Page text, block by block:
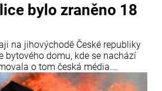
bylo zraněno 18
na jihovýchodě České republiky
bytového domu, kde se nachází
o tom česká média.
přibližně 18 osob,